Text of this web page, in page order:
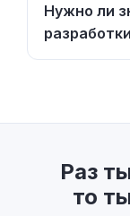
Нужно ли
Раз
то